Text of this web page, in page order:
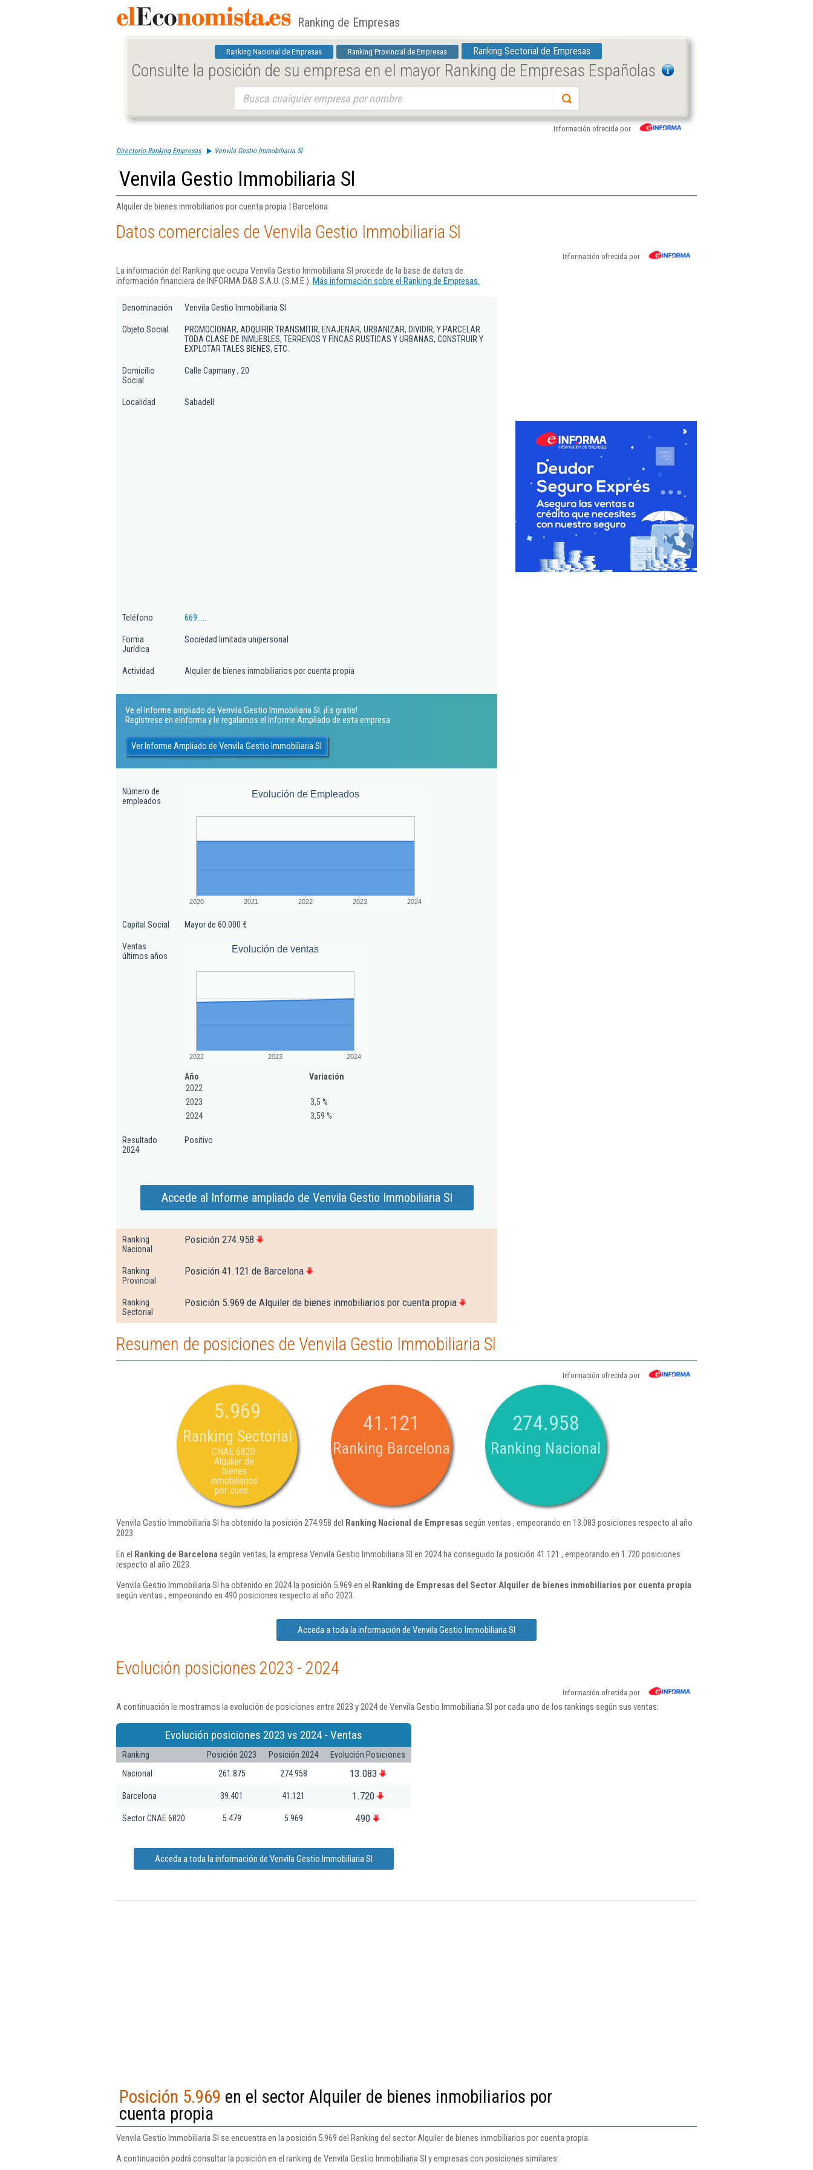
Ranking de Empresas
Ranking Nacional de Empresas Ranking Provincial de Empresas Ranking Sectorial de Empresas
Consulte la posición de su empresa en el mayor Ranking de Empresas Españolas
Información ofrecida por
Directorio Ranking Empresas Venvila Gestio Immobiliaria Sl
Venvila Gestio Immobiliaria Sl
Alquiler de bienes inmobiliarios por cuenta propia | Barcelona
Datos comerciales de Venvila Gestio Immobiliaria Sl
Información ofrecida por
La información del Ranking que ocupa Venvila Gestio Immobiliaria Sl procede de la base de datos de
información financiera de INFORMA D&B S.A.U. (S.M.E.). Más información sobre el Ranking de Empresas.
Denominación Venvila Gestio Immobiliaria Sl
Objeto Social
PROMOCIONAR, ADQUIRIR TRANSMITIR, ENAJENAR, URBANIZAR, DIVIDIR, Y PARCELAR
TODA CLASE DE INMUEBLES, TERRENOS Y FINCAS RUSTICAS Y URBANAS, CONSTRUIR Y
EXPLOTAR TALES BIENES, ETC.
Domicilio
Social
Calle Capmany , 20
Localidad Sabadell
Teléfono 669.....
Forma
Jurídica
Sociedad limitada unipersonal
Actividad Alquiler de bienes inmobiliarios por cuenta propia
Ve el Informe ampliado de Venvila Gestio Immobiliaria Sl. ¡Es gratis!
Regístrese en eInforma y le regalamos el Informe Ampliado de esta empresa
Ver Informe Ampliado de Venvila Gestio Immobiliaria Sl
Número de
empleados
Evolución de Empleados
2020 2021 2022 2023 2024
Capital Social Mayor de 60.000 €
Ventas
últimos años
Evolución de ventas
2022 2023 2024
Año
Variación
2022
2023
3,5 %
2024
3,59 %
Resultado
2024
Positivo
Accede al Informe ampliado de Venvila Gestio Immobiliaria Sl
Ranking
Nacional
Posición 274.958
Ranking
Provincial
Posición 41.121 de Barcelona
Ranking
Sectorial
Posición 5.969 de Alquiler de bienes inmobiliarios por cuenta propia
Resumen de posiciones de Venvila Gestio Immobiliaria Sl
Información ofrecida por
5.969
Ranking Sectorial
CNAE 6820:
Alquiler de
bienes
inmobiliarios
por cuen...
41.121
Ranking Barcelona
274.958
Ranking Nacional
Venvila Gestio Immobiliaria Sl ha obtenido la posición 274.958 del Ranking Nacional de Empresassegún ventas , empeorando en 13.083 posiciones respecto al año
2023.
En el Ranking de Barcelona según ventas, la empresa Venvila Gestio Immobiliaria Sl en 2024 ha conseguido la posición 41.121 , empeorando en 1.720 posiciones
respecto al año 2023.
Venvila Gestio Immobiliaria Sl ha obtenido en 2024 la posición 5.969 en el Ranking de Empresas del Sector Alquiler de bienes inmobiliarios por cuenta propia
según ventas , empeorando en 490 posiciones respecto al año 2023.
Acceda a toda la información de Venvila Gestio Immobiliaria Sl
Evolución posiciones 2023 - 2024
Información ofrecida por
A continuación le mostramos la evolución de posiciones entre 2023 y 2024 de Venvila Gestio Immobiliaria Sl por cada uno de los rankings según sus ventas:
Evolución posiciones 2023 vs 2024 - Ventas
Ranking Posición 2023 Posición 2024
Evolución Posiciones
Nacional
261.875 274.958 13.083
Barcelona 39.401 41.121 1.720
Sector CNAE 6820 5.479 5.969 490
Acceda a toda la información de Venvila Gestio Immobiliaria Sl
Posición 5.969 en el sector Alquiler de bienes inmobiliarios por
cuenta propia
Venvila Gestio Immobiliaria Sl se encuentra en la posición 5.969 del Ranking del sector Alquiler de bienes inmobiliarios por cuenta propia.
A continuación podrá consultar la posición en el ranking de Venvila Gestio Immobiliaria Sl y empresas con posiciones similares: